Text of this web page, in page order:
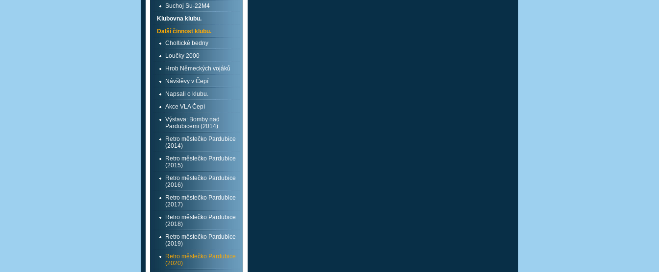
Suchoj Su-22M4
Klubovna klubu.
Další činnost klubu.
Choltické bedny
Loučky 2000
Hrob Německých vojáků
Návštěvy v Čepí
Napsali o klubu.
Akce VLA Čepí
Výstava: Bomby nad
Pardubicemi (2014)
Retro městečko Pardubice
(2014)
Retro městečko Pardubice
(2015)
Retro městečko Pardubice
(2016)
Retro městečko Pardubice
(2017)
Retro městečko Pardubice
(2018)
Retro městečko Pardubice
(2019)
Retro městečko Pardubice
(2020)